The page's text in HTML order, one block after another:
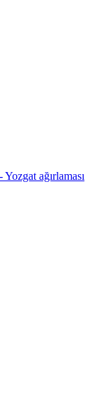
ağırlaması